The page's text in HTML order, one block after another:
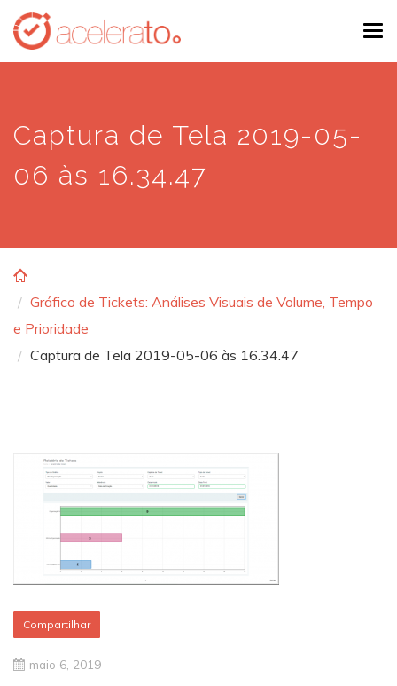
Skip
main
Captura de Tela 2019-05-
06 às 16.34.47
Gráfico de Tickets: Análises Visuais de Volume, Tempo
e Prioridade
Captura de Tela 2019-05-06 às 16.34.47
Compartilhar
maio 6, 2019